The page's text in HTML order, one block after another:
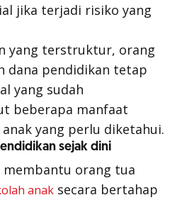
jika terjadi risiko yang
yang terstruktur, orang
dana pendidikan tetap
yang sudah
beberapa manfaat
yang perlu diketahui.
sejak dini
orang tua
anak secara bertahap